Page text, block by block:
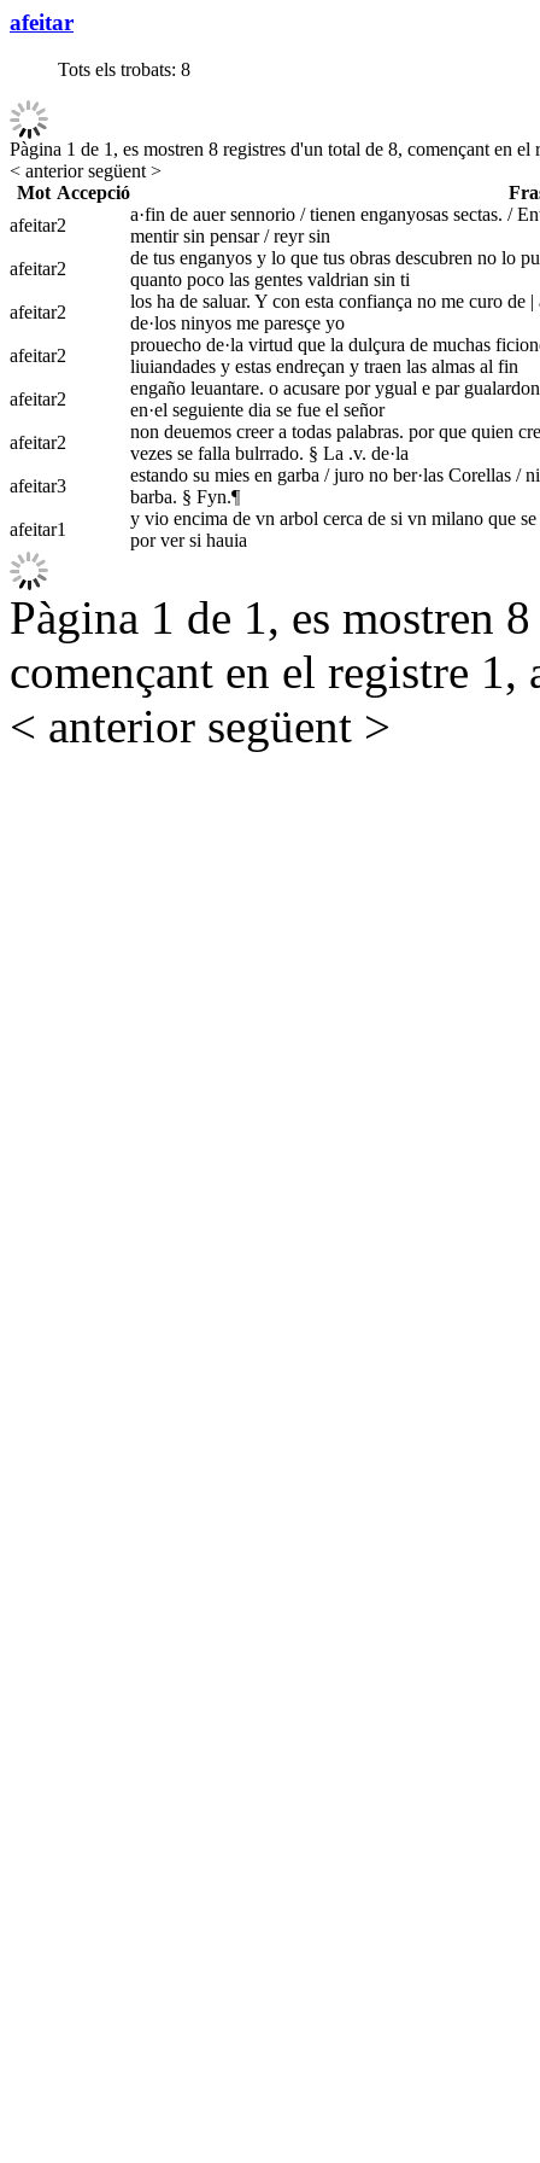
afeitar
Tots els trobats: 8
Pàgina 1 de 1, es mostren 8 registres d'un total de 8, començant en el
< anteriorsegüent >
Mot Accepció
afeitar2
a·fin de auer sennorio / tienen enganyosas sectas. /
mentir sin pensar / reyr sin
afeitar2
de tus enganyos y lo que tus obras descubren no lo
quanto poco las gentes valdrian sin ti
afeitar2
los ha de saluar. Y con esta confiança no me curo de
de·los ninyos me paresçe yo
afeitar2
prouecho de·la virtud que la dulçura de muchas
liuiandades y estas endreçan y traen las almas al fin
afeitar2
engaño leuantare. o acusare por ygual e par
en·el seguiente dia se fue el señor
afeitar2
non deuemos creer a todas palabras. por que quien
vezes se falla bulrrado. § La .v. de·la
afeitar3
estando su mies en garba / juro no ber·las Corellas /
barba. § Fyn.¶
afeitar1
y vio encima de vn arbol cerca de si vn milano que
por ver si hauia
Pàgina 1 de 1, es mostren
començant en el registre 1,
< anterior següent >